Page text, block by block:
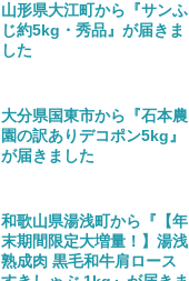
山形県大江町から『サンふ
じ約5kg・秀品』が届きま
した
大分県国東市から『石本農
園の訳ありデコポン5kg』
が届きました
和歌山県湯浅町から『【年
末期間限定大増量！】湯浅
熟成肉 黒毛和牛肩ロース